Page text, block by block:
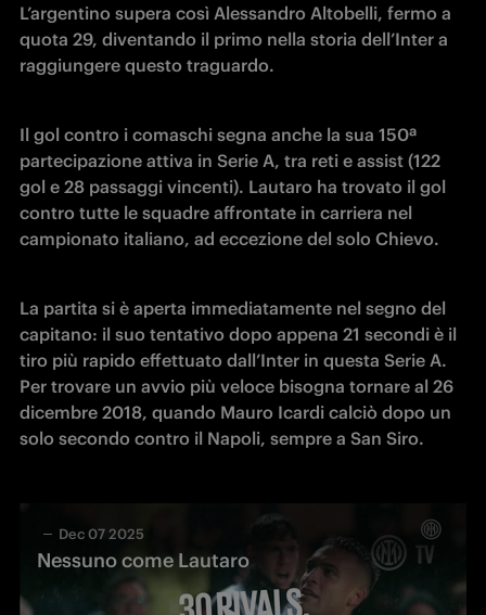
L’argentino supera così Alessandro Altobelli, fermo a
quota 29, diventando il primo nella storia dell’Inter a
raggiungere questo traguardo.
Il gol contro i comaschi segna anche la sua 150ª
partecipazione attiva in Serie A, tra reti e assist (122
gol e 28 passaggi vincenti). Lautaro ha trovato il gol
contro tutte le squadre affrontate in carriera nel
campionato italiano, ad eccezione del solo Chievo.
La partita si è aperta immediatamente nel segno del
capitano: il suo tentativo dopo appena 21 secondi è il
tiro più rapido effettuato dall’Inter in questa Serie A.
Per trovare un avvio più veloce bisogna tornare al 26
dicembre 2018, quando Mauro Icardi calciò dopo un
solo secondo contro il Napoli, sempre a San Siro.
Dec 07 2025
Nessuno come Lautaro